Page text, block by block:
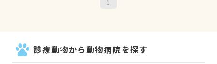
1
診療動物から動物病院を探す